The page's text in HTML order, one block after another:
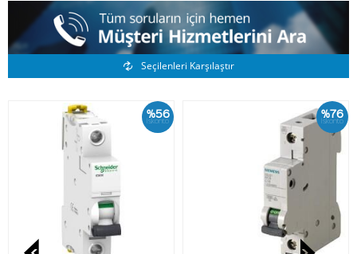
Benzer Ürünler
Seçilenleri Karşılaştır
%56
İskonto %76
İskonto